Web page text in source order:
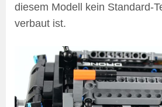
diesem Modell kein Standard-
verbaut ist.